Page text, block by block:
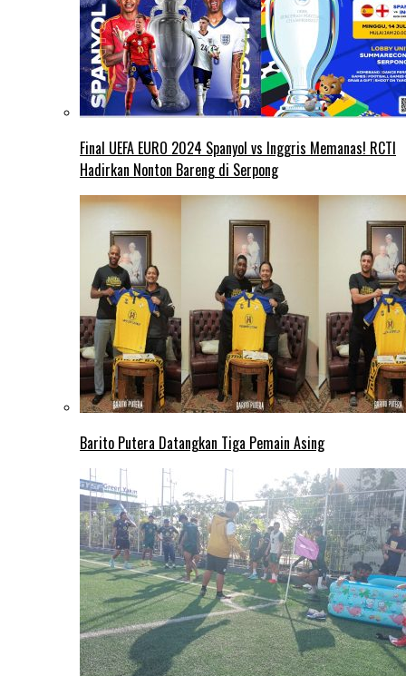
Final UEFA EURO 2024 Spanyol vs Inggris Memanas! RCTI
Hadirkan Nonton Bareng di Serpong
Barito Putera Datangkan Tiga Pemain Asing